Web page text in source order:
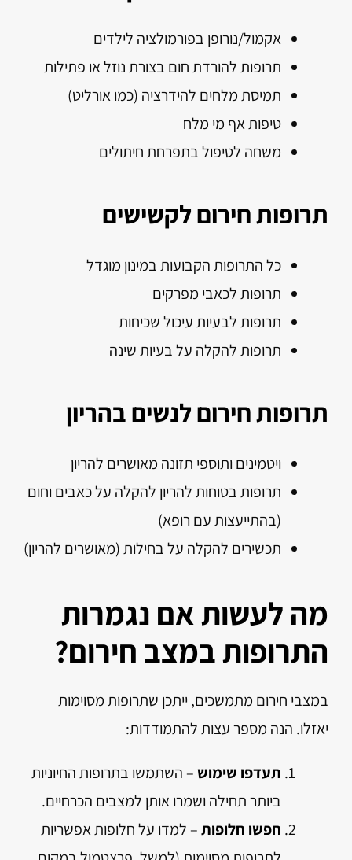
אקמול/נורופן בפורמולציה לילדים
תרופות להורדת חום בצורת נוזל או פתילות
תמיסת מלחים להידרציה (כמו אורליט)
טיפות אף מי מלח
משחה לטיפול בתפרחת חיתולים
תרופות חירום לקשישים
כל התרופות הקבועות במינון מוגדל
תרופות לכאבי מפרקים
תרופות לבעיות עיכול שכיחות
תרופות להקלה על בעיות שינה
תרופות חירום לנשים בהריון
ויטמינים ותוספי תזונה מאושרים להריון
תרופות בטוחות להריון להקלה על כאבים וחום
(בהתייעצות עם רופא)
תכשירים להקלה על בחילות (מאושרים להריון)
מה לעשות אם נגמרות
התרופות במצב חירום?
במצבי חירום מתמשכים, ייתכן שתרופות מסוימות
יאזלו. הנה מספר עצות להתמודדות:
תעדפו שימוש – השתמשו בתרופות החיוניות
ביותר תחילה ושמרו אותן למצבים הכרחיים.
חפשו חלופות– למדו על חלופות אפשריות